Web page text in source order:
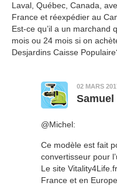
Laval, Québec, Canada,
France et réexpédier au
Est-ce qu’il a un marchand
mois ou 24 mois si on
Desjardins Caisse
02 MARS
@Michel:
Ce modèle est fait
convertisseur pour
Le site
France et en